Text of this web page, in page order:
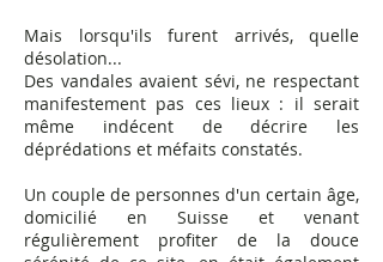
Mais lorsqu'ils furent arrivés, quelle
désolation...
Des vandales avaient sévi, ne respectant
manifestement pas ces lieux : il serait
même indécent de décrire les
déprédations et méfaits constatés.
Un couple de personnes d'un certain âge,
domicilié en Suisse et venant
régulièrement profiter de la douce